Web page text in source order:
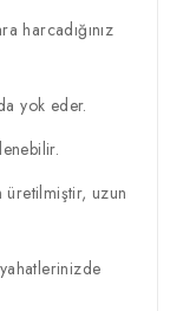
harcadığınız
yok eder.
uzun